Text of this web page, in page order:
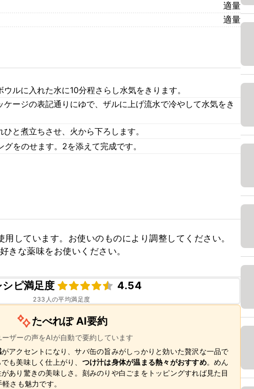
適量
適量
ルに入れた水に10分程さらし水気をきります。
ージの表記通りにゆで、ザルに上げ流水で冷やして水気をき
と煮立ちさせ、火から下ろします。
をのせます。2を添えて完成です。
しています。お使いのものにより調整してください。
きな薬味をお使いください。
シピ満足度
4.54
233 人の平均満足度
たべれぽ AI要約
ザーの声をAIが自動で要約しています
がアクセントになり、サバ缶の旨みがしっかりと効いた贅沢な一品で
も美味しく仕上がり、 つけ汁は身体が温まる熱々がおすすめ。めん
あり驚きの美味しさ。刻みのりや白ごまをトッピングすれば見た目
さも魅力です。